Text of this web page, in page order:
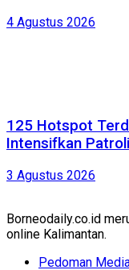
4 Agustus 2026
125 Hotspot
Intensifkan
3 Agustus 2026
Borneodaily.co.id
online Kalimantan.
Pedoman